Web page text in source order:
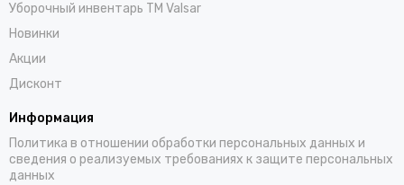
Уборочный инвентарь TM Valsar
Новинки
Акции
Дисконт
Информация
Политика в отношении обработки персональных данных и
сведения о реализуемых требованиях к защите персональных
данных